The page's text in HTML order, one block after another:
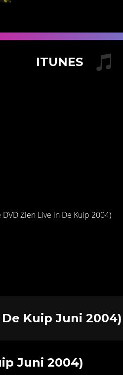
ITUNES
Zien Live in De Kuip 2004)
Kuip Juni 2004)
Juni 2004)